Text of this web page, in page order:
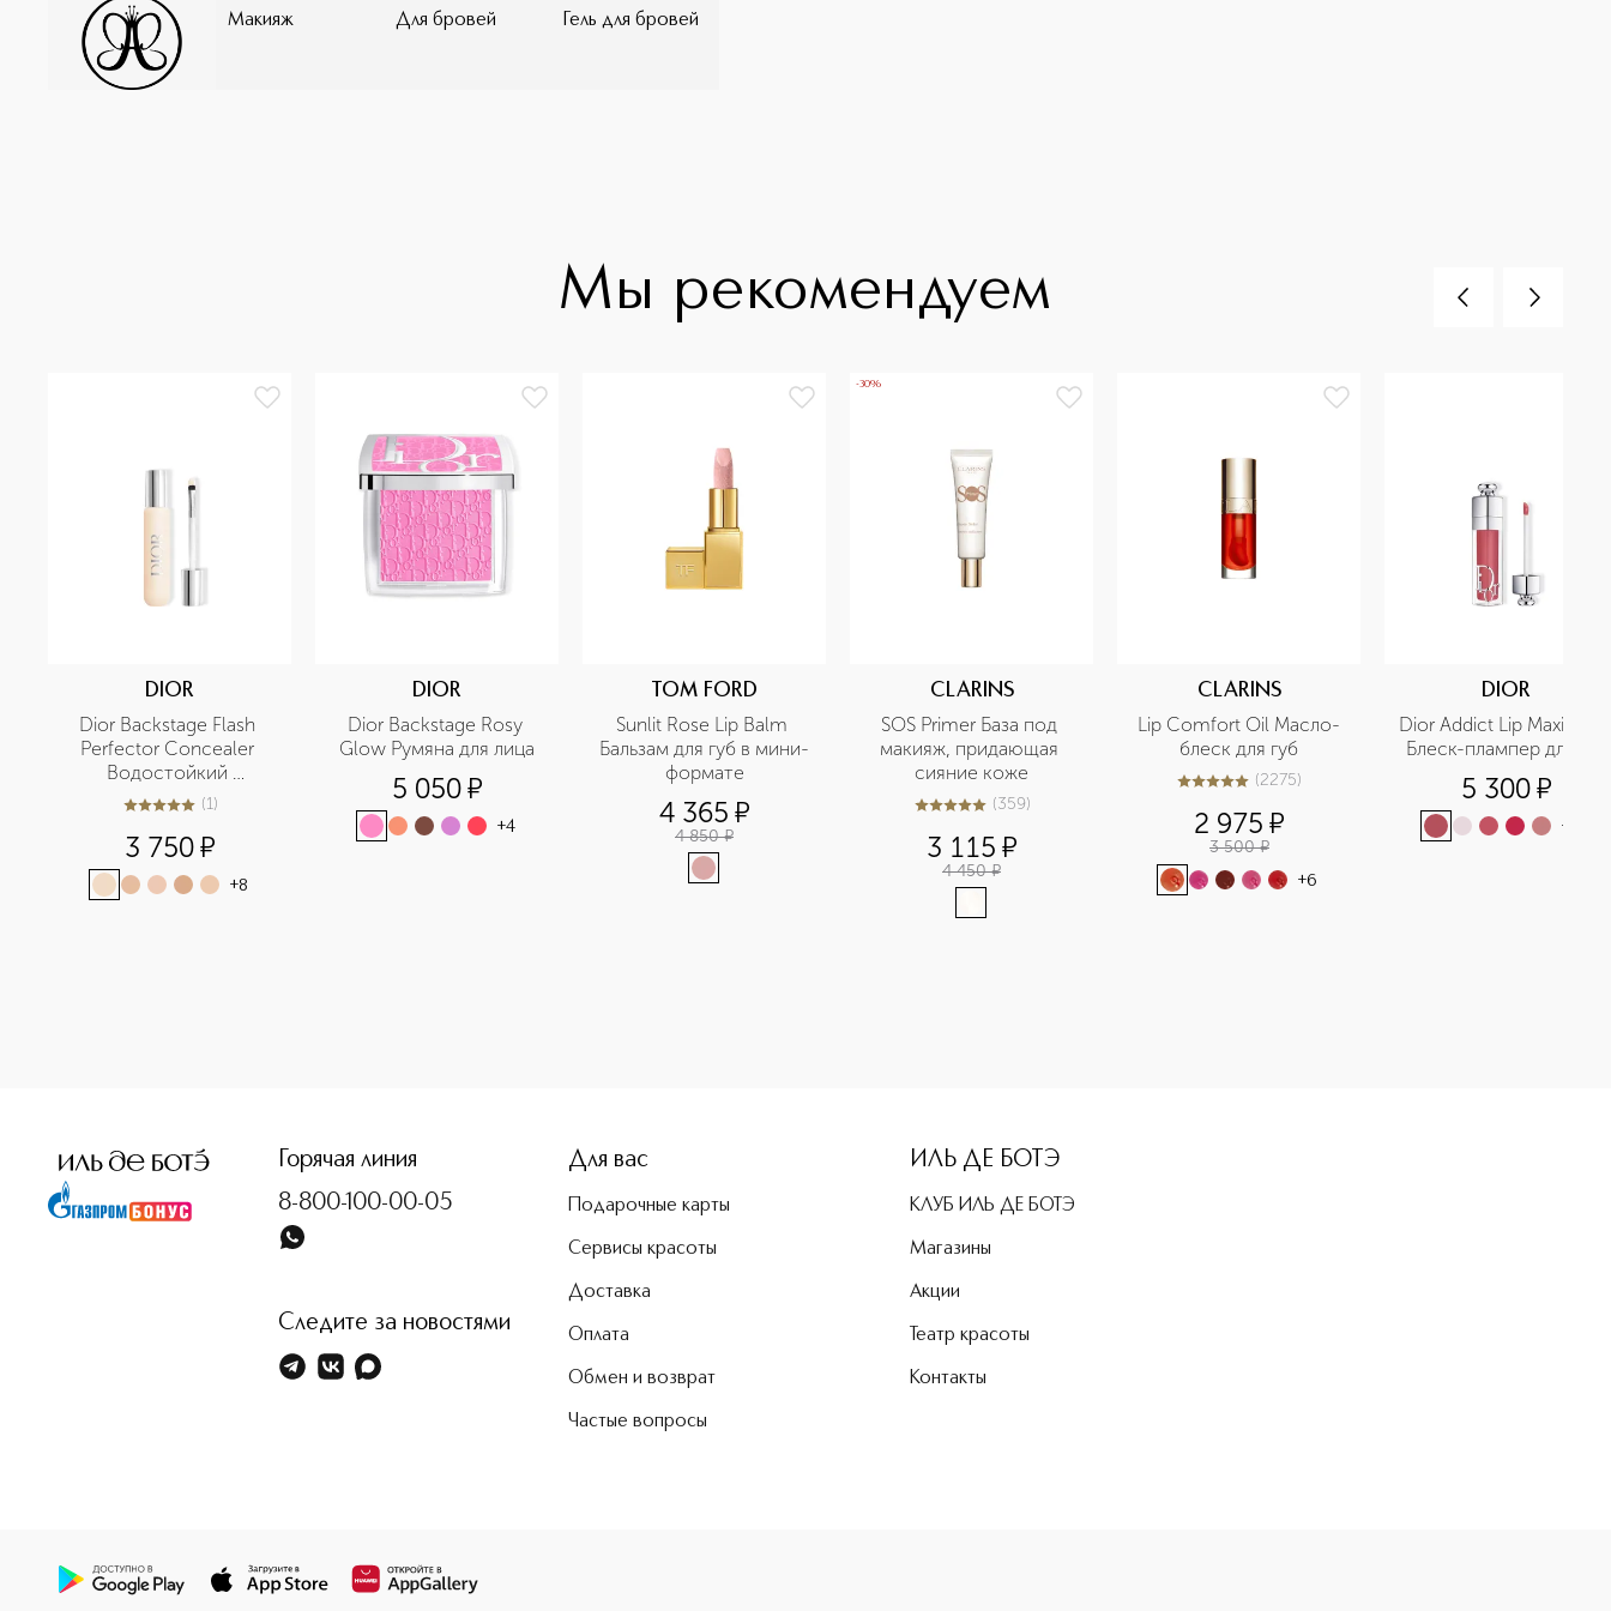
Макияж Для бровей Гель для бровей
Мы рекомендуем
DIOR
Dior Backstage Flash
Perfector Concealer
Водостойкий
корректор для лица и
5из 51 (1)
3 750¤
+8
DIOR
Dior Backstage Rosy
Glow Румяна для лица
5 050¤
+4
TOM FORD
Sunlit Rose Lip Balm
Бальзам для губ в мини-
формате
4 365 ¤
4 850 ¤
-30%
CLARINS
SOS Primer База под
макияж, придающая
сияние коже
5из 5359 (359)
3 115 ¤
4 450 ¤
CLARINS
Lip Comfort Oil Масло-
блеск для губ
5из 52275 (2275)
2 975 ¤
3 500 ¤
+6
DIOR
Dior Addict Lip Maximizer
Блеск-плампер для губ
5 300¤
+
Горячая линия
8-800-100-00-05
Следите за новостями
Для вас
Подарочные карты
Сервисы красоты
Доставка
Оплата
Обмен и возврат
Частые вопросы
ИЛЬ ДЕ БОТЭ
КЛУБ ИЛЬ ДЕ БОТЭ
Магазины
Акции
Театр красоты
Контакты